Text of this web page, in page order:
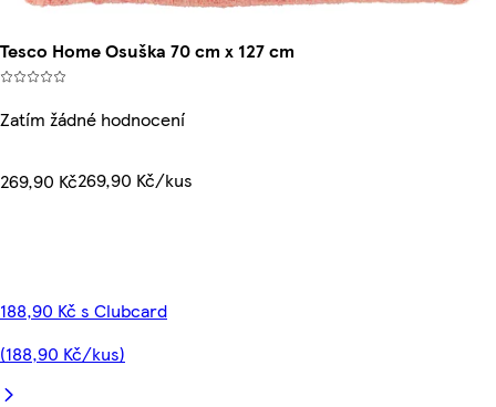
Tesco Home Osuška 70 cm x 127 cm
Zatím žádné hodnocení
269,90 Kč269,90 Kč/kus
188,90 Kč s Clubcard
(188,90 Kč/kus)